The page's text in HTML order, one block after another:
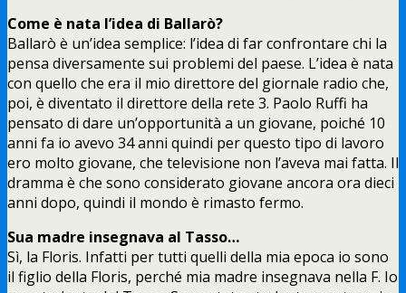
Come è nata l’idea di Ballarò?
Ballarò è un’idea semplice: l’idea di far confrontare chi la
pensa diversamente sui problemi del paese. L’idea è nata
con quello che era il mio direttore del giornale radio che,
poi, è diventato il direttore della rete 3. Paolo Ruffi ha
pensato di dare un’opportunità a un giovane, poiché 10
anni fa io avevo 34 anni quindi per questo tipo di lavoro
ero molto giovane, che televisione non l’aveva mai fatta. Il
dramma è che sono considerato giovane ancora ora dieci
anni dopo, quindi il mondo è rimasto fermo.
Sua madre insegnava al Tasso…
Sì, la Floris. Infatti per tutti quelli della mia epoca io sono
il figlio della Floris, perché mia madre insegnava nella F. Io